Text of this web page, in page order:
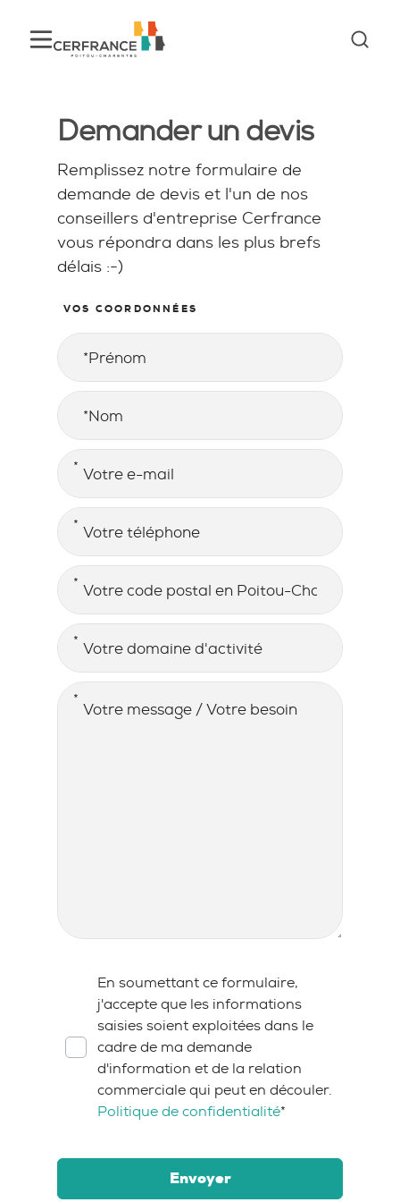
Demander un devis
Remplissez notre formulaire de
demande de devis et l'un de nos
conseillers d'entreprise Cerfrance
vous répondra dans les plus brefs
délais :-)
VOS COORDONNÉES
Prénom
Nom
E-MAIL
TÉLÉPHONE
ADRESSE
Code postal en Poitou-Charentes
DOMAINE D'ACTIVITÉ
MESSAGE / BESOIN
*En soumettant ce formulaire,
j'accepte que les informations
saisies soient exploitées dans le
cadre de ma demande
d'information et de la relation
commerciale qui peut en découler.
Politique de confidentialité*
Envoyer